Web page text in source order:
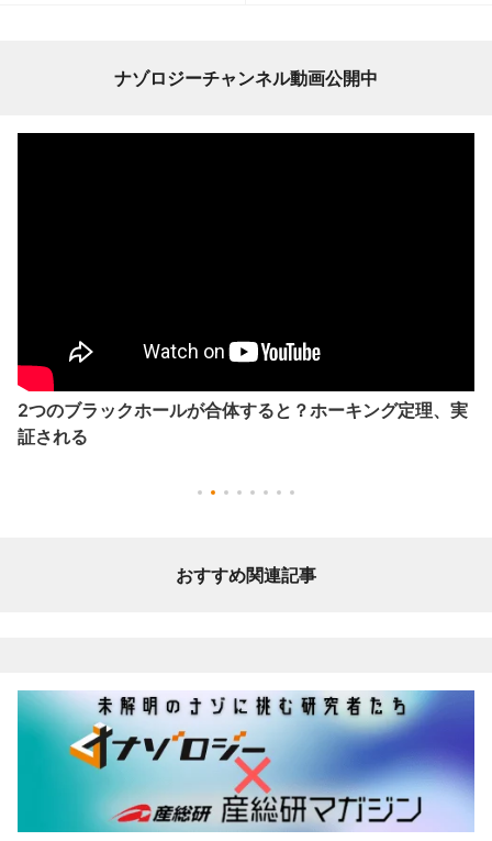
ナゾロジーチャンネル動画公開中
2つのブラックホールが合体すると？ホーキング定理、実
証される
おすすめ関連記事